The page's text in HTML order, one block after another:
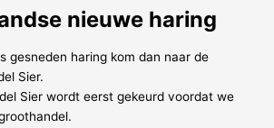
nieuwe haring
gesneden haring kom dan naar de
Sier.
Sier wordt eerst gekeurd voordat we